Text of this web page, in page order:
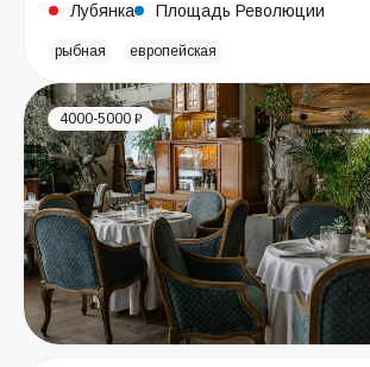
Лубянка Площадь Революции
рыбная европейская
4000-5000 ₽